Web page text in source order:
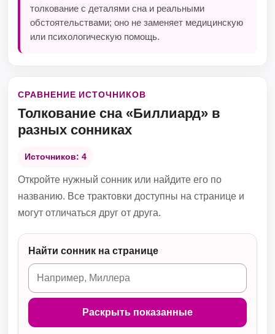
толкование с деталями сна и реальными
обстоятельствами; оно не заменяет медицинскую
или психологическую помощь.
СРАВНЕНИЕ ИСТОЧНИКОВ
Толкование сна «Биллиард» в
разных сонниках
Источников: 4
Откройте нужный сонник или найдите его по
названию. Все трактовки доступны на странице и
могут отличаться друг от друга.
Найти сонник на странице
Раскрыть показанные